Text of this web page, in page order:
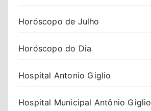
Horóscopo de Julho
Horóscopo do Dia
Hospital Antonio Giglio
Hospital Municipal Antônio Giglio